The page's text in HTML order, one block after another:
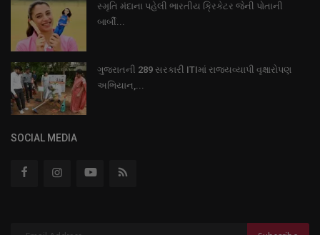
સ્મૃતિ મંદાના પહેલી ભારતીય ક્રિકેટર જેની પોતાની
બાર્બી...
ગુજરાતની 289 સરકારી ITIમાં રાજ્યવ્યાપી વૃક્ષારોપણ
અભિયાન,...
SOCIAL MEDIA